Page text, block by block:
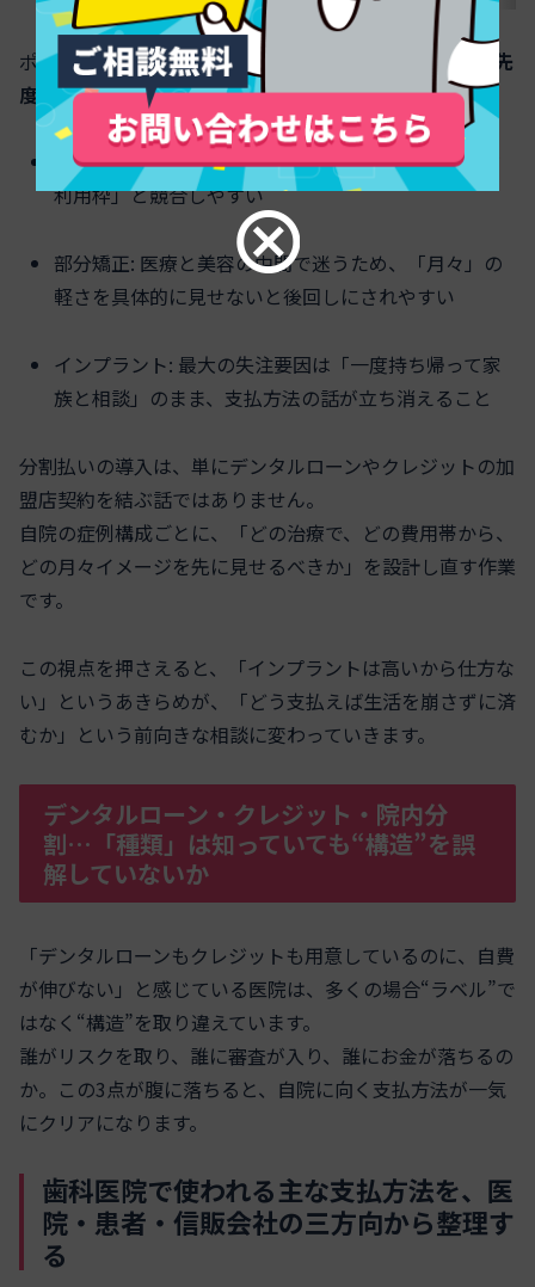
ポイントは、 費用レンジによって「分割を提案すべき優先
度」が変わることです。
前歯セラミックス: 総額は小さくても、「他のカード
利用枠」と競合しやすい
部分矯正: 医療と美容の中間で迷うため、「月々」の
軽さを具体的に見せないと後回しにされやすい
インプラント: 最大の失注要因は「一度持ち帰って家
族と相談」のまま、支払方法の話が立ち消えること
分割払いの導入は、単にデンタルローンやクレジットの加
盟店契約を結ぶ話ではありません。
自院の症例構成ごとに、「どの治療で、どの費用帯から、
どの月々イメージを先に見せるべきか」を設計し直す作業
です。
この視点を押さえると、「インプラントは高いから仕方な
い」というあきらめが、「どう支払えば生活を崩さずに済
むか」という前向きな相談に変わっていきます。
デンタルローン・クレジット・院内分
割…「種類」は知っていても“構造”を誤
解していないか
「デンタルローンもクレジットも用意しているのに、自費
が伸びない」と感じている医院は、多くの場合“ラベル”で
はなく“構造”を取り違えています。
誰がリスクを取り、誰に審査が入り、誰にお金が落ちるの
か。この3点が腹に落ちると、自院に向く支払方法が一気
にクリアになります。
歯科医院で使われる主な支払方法を、医
院・患者・信販会社の三方向から整理す
る